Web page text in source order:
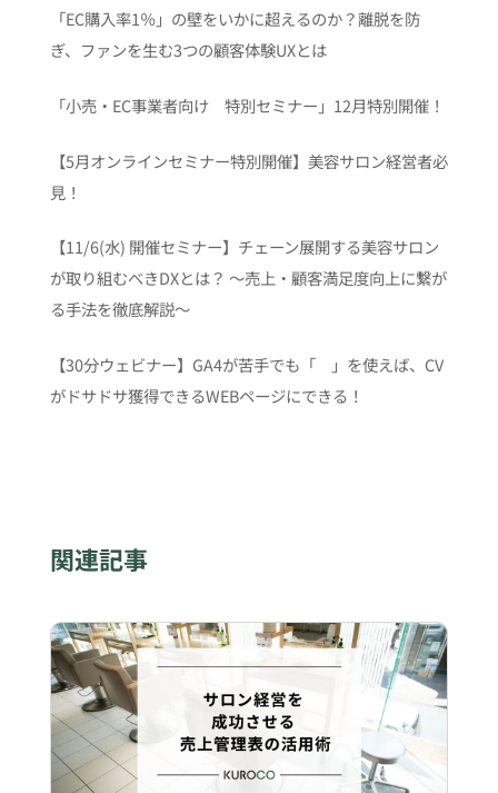
「EC購入率1％」の壁をいかに超えるのか？離脱を防
ぎ、ファンを生む3つの顧客体験UXとは
「小売・EC事業者向け 特別セミナー」12月特別開催！
【5月オンラインセミナー特別開催】美容サロン経営者必
見！
【11/6(水) 開催セミナー】チェーン展開する美容サロン
が取り組むべきDXとは？ 〜売上・顧客満足度向上に繋が
る手法を徹底解説〜
【30分ウェビナー】GA4が苦手でも「 」を使えば、CV
がドサドサ獲得できるWEBページにできる！
関連記事